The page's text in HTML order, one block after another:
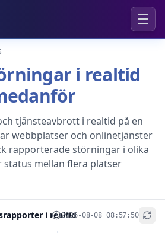
i realtid
tjänsteavbrott i realtid på en
webbplatser och onlinetjänster
rapporterade störningar i olika
mellan flera platser
i realtid2026-08-08 08:57:50
+